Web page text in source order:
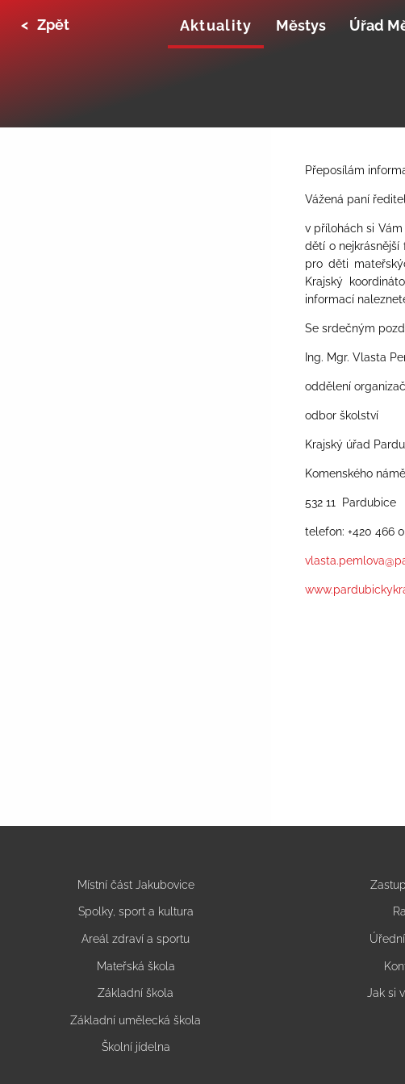
< Zpět Aktuality Městys Úřad
Přeposílám
Vážená paní
v přílohách si
dětí o
pro děti
Krajský
informací
Se srdečným
Ing. Mgr. Vlasta
oddělení
odbor školství
Krajský úřad
Komenského
532 11 Pardubice
telefon: +420 466
Místní část Jakubovice
Spolky, sport a kultura
Areál zdraví a sportu
Mateřská škola
Základní škola
Základní umělecká škola
Školní jídelna
Jak si